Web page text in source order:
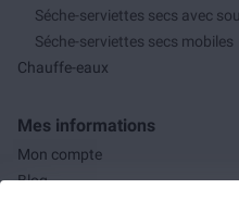
Séche-serviettes secs avec
Séche-serviettes secs mobiles
Chauffe-eaux
Mes informations
Mon compte
Blog